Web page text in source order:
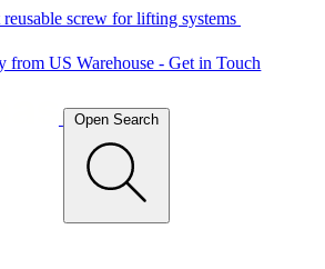
screw for lifting systems
from US Warehouse - Get in Touch
Open Search